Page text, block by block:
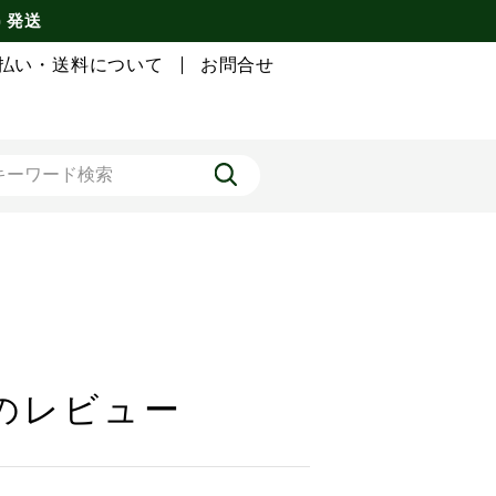
発送
い・送料について お問合せ
レビュー